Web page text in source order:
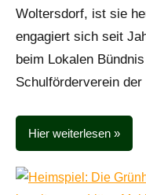
Woltersdorf, ist sie
engagiert sich seit
beim Lokalen
Schulförderverein
Hier weiterlesen